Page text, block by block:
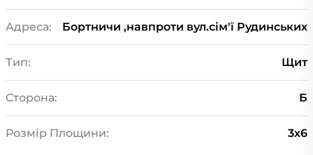
Адреса: Бортничи ,навпроти вул.сім'ї Рудинських
Тип: Щит
Сторона: Б
Розмір Площини: 3х6